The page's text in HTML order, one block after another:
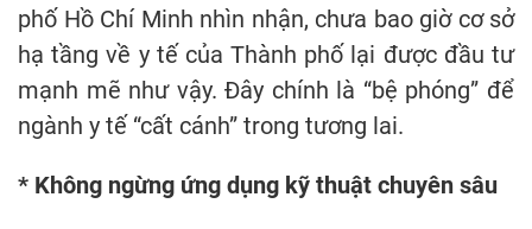
phố Hồ Chí Minh nhìn nhận, chưa bao giờ cơ sở
hạ tầng về y tế của Thành phố lại được đầu tư
mạnh mẽ như vậy. Đây chính là “bệ phóng” để
ngành y tế “cất cánh” trong tương lai.
* Không ngừng ứng dụng kỹ thuật chuyên sâu